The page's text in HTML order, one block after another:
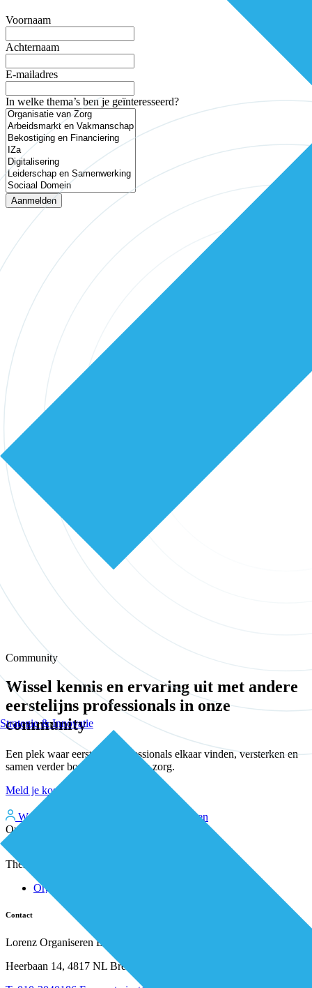
Strategie & Innovatie
Voornaam
Achternaam
E-mailadres
In welke thema’s ben je geïnteresseerd?
Aanmelden
Community
Wissel kennis en ervaring uit met andere
eerstelijns professionals in onze
community
Een plek waar eerstelijnsprofessionals elkaar vinden, versterken en
samen verder bouwen aan betere zorg.
Meld je kosteloos aan
Word kosteloos premium member
Inloggen
Over De Eerstelijns
Advies
Whitepapers
Partners
Vacatures
Partner worden?
Over BiancAI
Thema's
Organisatie van zorg
Arbeidsmarkt & vakmanschap
Financiering
RESV en Leerbehoeften
Digitalisering
Leiderschap & samenwerking
Sociaal domein
Contact
Lorenz Organiseren B.V.
Heerbaan 14, 4817 NL Breda